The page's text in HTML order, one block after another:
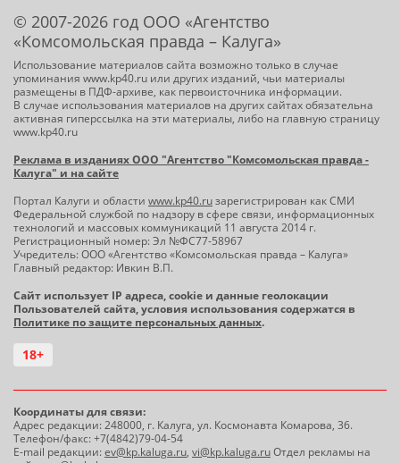
© 2007-2026 год ООО «Агентство
«Комсомольская правда – Калуга»
Использование материалов сайта возможно только в случае
упоминания www.kp40.ru или других изданий, чьи материалы
размещены в ПДФ-архиве, как первоисточника информации.
В случае использования материалов на других сайтах обязательна
активная гиперссылка на эти материалы, либо на главную страницу
www.kp40.ru
Реклама в изданиях ООО "Агентство "Комсомольская правда -
Калуга" и на сайте
Портал Калуги и области www.kp40.ruзарегистрирован как СМИ
Федеральной службой по надзору в сфере связи, информационных
технологий и массовых коммуникаций 11 августа 2014 г.
Регистрационный номер: Эл №ФС77-58967
Учредитель: ООО «Агентство «Комсомольская правда – Калуга»
Главный редактор: Ивкин В.П.
Сайт использует IP адреса, cookie и данные геолокации
Пользователей сайта, условия использования содержатся в
Политике по защите персональных данных.
18+
Координаты для связи:
Адрес редакции: 248000, г. Калуга, ул. Космонавта Комарова, 36.
Телефон/факс: +7(4842)79-04-54
E-mail редакции:ev@kp.kaluga.ru, vi@kp.kaluga.ruОтдел рекламы на